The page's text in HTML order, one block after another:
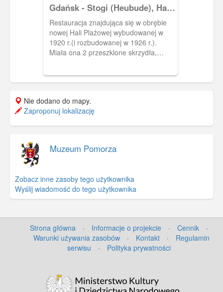
Gdańsk - Stogi (Heubude), Hala
Plażowa (Strandhalle)
Restauracja znajdująca się w obrębie
nowej Hali Plażowej wybudowanej w
1920 r.(i rozbudowanej w 1926 r.).
Miała ona 2 przeszklone skrzydła,
ogród kuracyjny. Obiekt ten został
Nie dodano do mapy.
Zaproponuj lokalizację
Muzeum Pomorza
Zobacz inne zasoby tego użytkownika
Wyślij wiadomość do tego użytkownika
Strona główna · Informacje o projekcie · Cennik
·
Warunki używania zasobów
· Kontakt ·
Regulamin
serwisu
· Polityka prywatności